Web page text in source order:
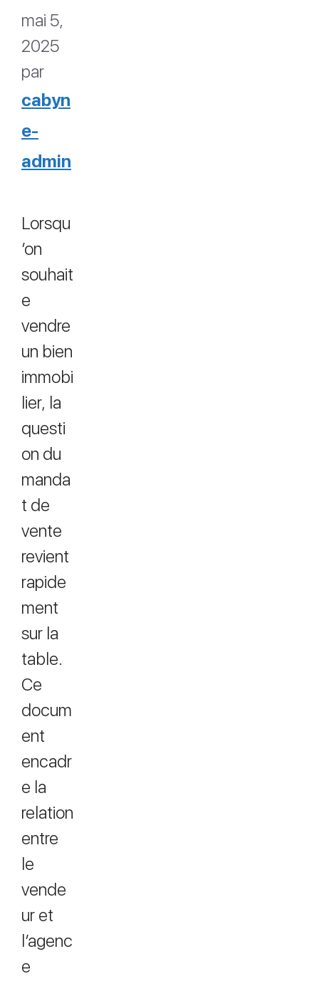
mai 5,
2025
par
cabyn
e-
admin
Lorsqu
’on
souhait
e
vendre
un bien
immobi
lier, la
questi
on du
manda
t de
vente
revient
rapide
ment
sur la
table.
Ce
docum
ent
encadr
e la
relation
entre
le
vende
ur et
l’agenc
e